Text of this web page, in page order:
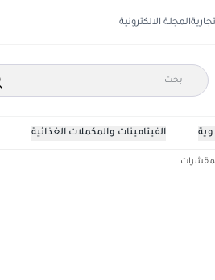
المجلة الالكترونية
الفيتامينات والمكملات الغذائية